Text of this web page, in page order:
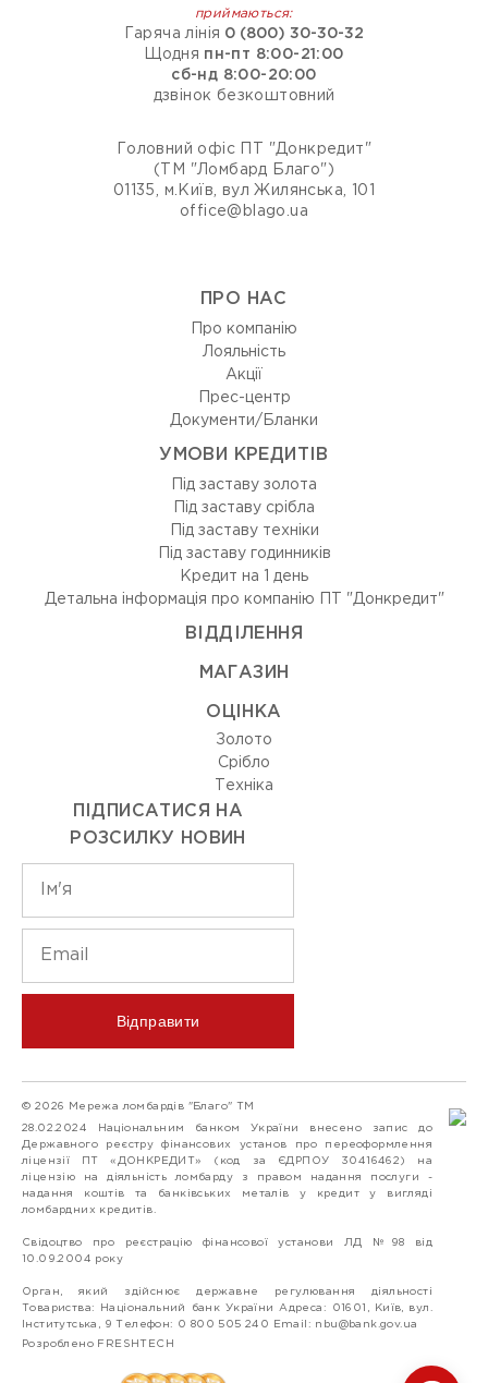
приймаються:
Гаряча лінія 0 (800) 30-30-32
Щодня пн-пт 8:00-21:00
сб-нд 8:00-20:00
дзвінок безкоштовний
Головний офіс ПТ "Донкредит"
(ТМ "Ломбард Благо")
01135, м.Київ, вул Жилянська, 101
office@blago.ua
ПРО НАС
Про компанію
Лояльність
Акції
Прес-центр
Документи/Бланки
УМОВИ КРЕДИТІВ
Під заставу золота
Під заставу срібла
Під заставу техніки
Під заставу годинників
Кредит на 1 день
Детальна інформація про компанію ПТ "Донкредит"
ВIДДIЛЕННЯ
МАГАЗИН
ОЦIНКА
Золото
Срiбло
Технiка
ПІДПИСАТИСЯ НА
РОЗСИЛКУ НОВИН
Відправити
© 2026 Мережа ломбардів "Благо" ТМ
28.02.2024 Національним банком України внесено запис до
Державного реєстру фінансових установ про переоформлення
ліцензії ПТ «ДОНКРЕДИТ» (код за ЄДРПОУ 30416462) на
ліцензію на діяльність ломбарду з правом надання послуги -
надання коштів та банківських металів у кредит у вигляді
ломбардних кредитів.
Свідоцтво про реєстрацію фінансової установи ЛД №98 від
10.09.2004 року
Орган, який здійснює державне регулювання діяльності
Товариства: Національний банк України Адреса: 01601, Київ, вул.
Інститутська, 9 Телефон: 0 800 505 240 Email: nbu@bank.gov.ua
Розроблено FRESHTECH